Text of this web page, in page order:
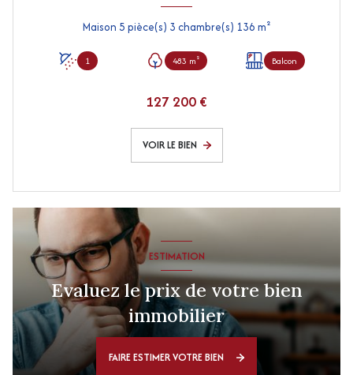
Maison 5 pièce(s) 3 chambre(s) 136 m²
1 483 m² Balcon
127 200 €
VOIR LE BIEN
ESTIMATION
Evaluez le prix de votre bien
immobilier
FAIRE ESTIMER VOTRE BIEN